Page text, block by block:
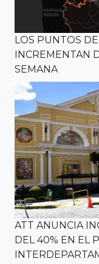
LOS PUNTOS
INCREMENTAN
SEMANA
ATT ANUNCIA
DEL 40% EN EL